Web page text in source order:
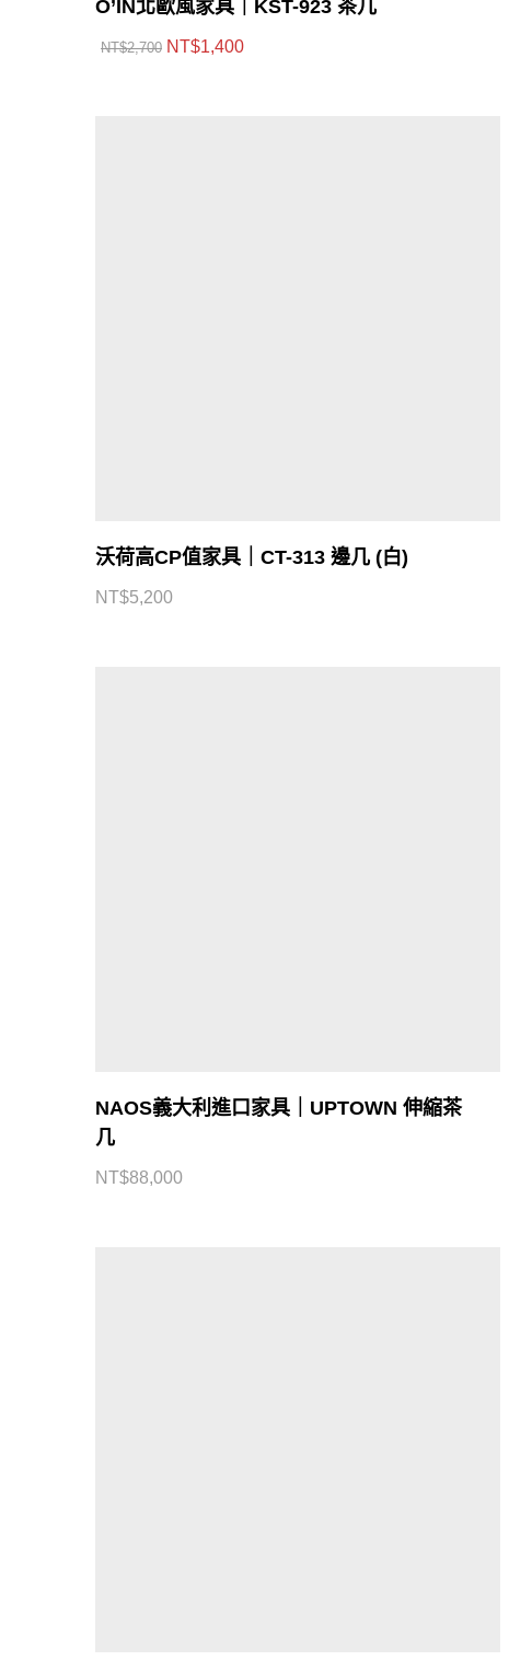
O’IN北歐風家具｜KST-923 茶几
NT$2,700 NT$1,400
沃荷高CP值家具｜CT-313 邊几 (白)
NT$5,200
NAOS義大利進口家具｜UPTOWN 伸縮茶
几
NT$88,000